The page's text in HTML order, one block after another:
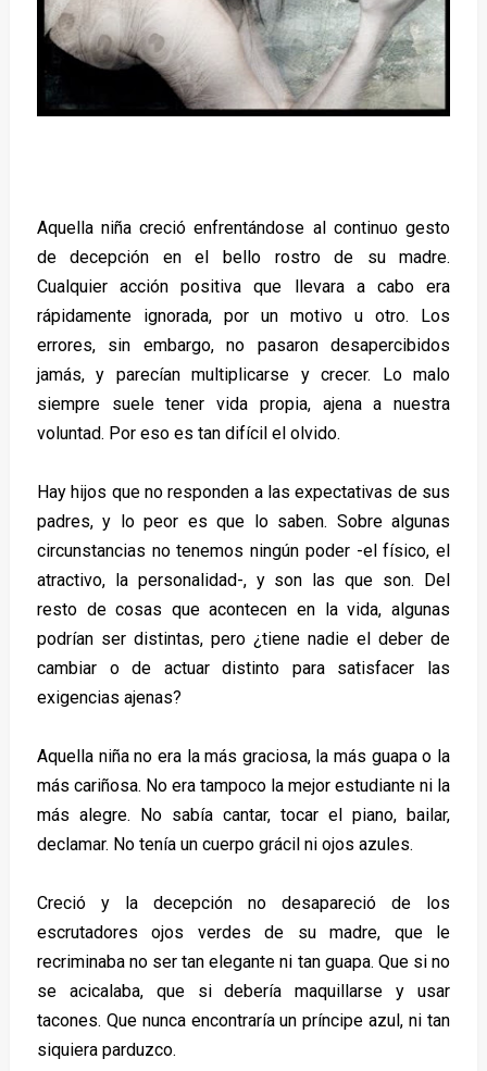
Aquella niña creció enfrentándose al continuo gesto
de decepción en el bello rostro de su madre.
Cualquier acción positiva que llevara a cabo era
rápidamente ignorada, por un motivo u otro. Los
errores, sin embargo, no pasaron desapercibidos
jamás, y parecían multiplicarse y crecer. Lo malo
siempre suele tener vida propia, ajena a nuestra
voluntad. Por eso es tan difícil el olvido.
Hay hijos que no responden a las expectativas de sus
padres, y lo peor es que lo saben. Sobre algunas
circunstancias no tenemos ningún poder -el físico, el
atractivo, la personalidad-, y son las que son. Del
resto de cosas que acontecen en la vida, algunas
podrían ser distintas, pero ¿tiene nadie el deber de
cambiar o de actuar distinto para satisfacer las
exigencias ajenas?
Aquella niña no era la más graciosa, la más guapa o la
más cariñosa. No era tampoco la mejor estudiante ni la
más alegre. No sabía cantar, tocar el piano, bailar,
declamar. No tenía un cuerpo grácil ni ojos azules.
Creció y la decepción no desapareció de los
escrutadores ojos verdes de su madre, que le
recriminaba no ser tan elegante ni tan guapa. Que si no
se acicalaba, que si debería maquillarse y usar
tacones. Que nunca encontraría un príncipe azul, ni tan
siquiera parduzco.